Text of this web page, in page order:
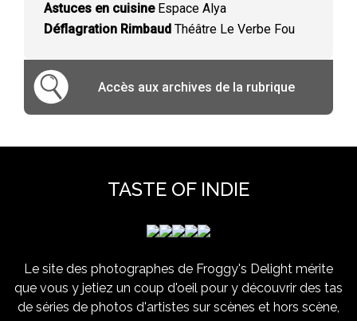
Astuces en cuisineEspace Alya
Déflagration Rimbaud Théâtre Le Verbe Fou
Accès aux archives de la rubrique
TASTE OF INDIE
Le site des photographes de Froggy's Delight mérite
que vous y jetiez un coup d'oeil pour y découvrir des tas
de séries de photos d'artistes sur scènes et hors scène,